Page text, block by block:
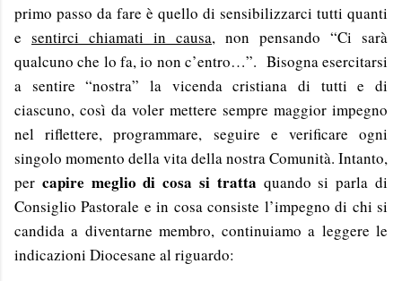
primo passo da fare è quello di sensibilizzarci tutti quanti
e sentirci chiamati in causa, non pensando “Ci sarà
qualcuno che lo fa, io non c’entro…”. Bisogna esercitarsi
a sentire “nostra” la vicenda cristiana di tutti e di
ciascuno, così da voler mettere sempre maggior impegno
nel riflettere, programmare, seguire e verificare ogni
singolo momento della vita della nostra Comunità. Intanto,
per capire meglio di cosa si tratta quando si parla di
Consiglio Pastorale e in cosa consiste l’impegno di chi si
candida a diventarne membro, continuiamo a leggere le
indicazioni Diocesane al riguardo: